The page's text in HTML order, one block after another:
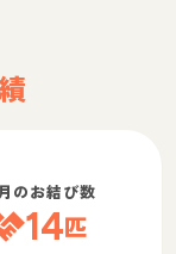
のお結び数
14匹